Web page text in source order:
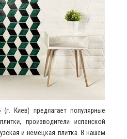
Киев) предлагает популярные
производители испанской
и немецкая плитка. В нашем